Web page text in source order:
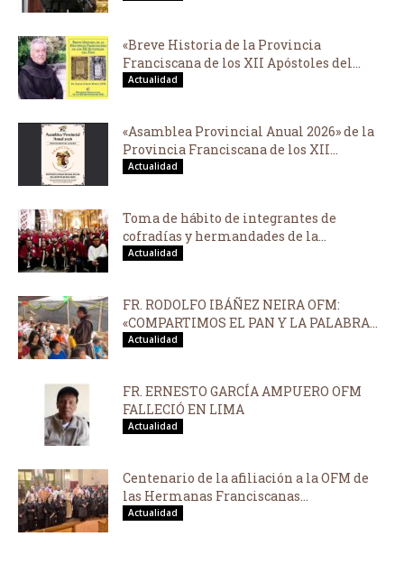
«Breve Historia de la Provincia
Franciscana de los XII Apóstoles del...
Actualidad
«Asamblea Provincial Anual 2026» de la
Provincia Franciscana de los XII...
Actualidad
Toma de hábito de integrantes de
cofradías y hermandades de la...
Actualidad
FR. RODOLFO IBÁÑEZ NEIRA OFM:
«COMPARTIMOS EL PAN Y LA PALABRA...
Actualidad
FR. ERNESTO GARCÍA AMPUERO OFM
FALLECIÓ EN LIMA
Actualidad
Centenario de la afiliación a la OFM de
las Hermanas Franciscanas...
Actualidad